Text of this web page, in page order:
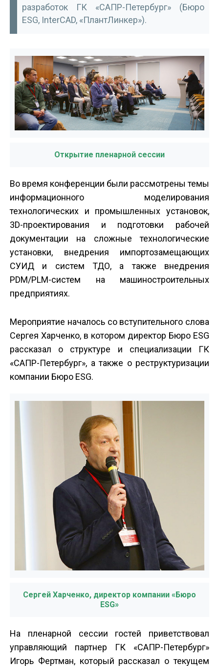
разработок ГК «САПР-Петербург» (Бюро
ESG, InterCAD, «ПлантЛинкер»).
Открытие пленарной сессии
Во время конференции были рассмотрены темы
информационного моделирования
технологических и промышленных установок,
3D-проектирования и подготовки рабочей
документации на сложные технологические
установки, внедрения импортозамещающих
СУИД и систем ТДО, а также внедрения
PDM/PLM-систем на машиностроительных
предприятиях.
Мероприятие началось со вступительного слова
Сергея Харченко, в котором директор Бюро ESG
рассказал о структуре и специализации ГК
«САПР-Петербург», а также о реструктуризации
компании Бюро ESG.
Сергей Харченко, директор компании «Бюро
ESG»
На пленарной сессии гостей приветствовал
управляющий партнер ГК «САПР-Петербург»
Игорь Фертман, который рассказал о текущем